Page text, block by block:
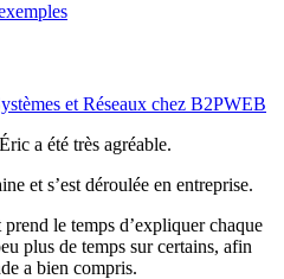
et Réseaux chez B2PWEB
a été très agréable.
et s’est déroulée en entreprise.
le temps d’expliquer chaque
plus de temps sur certains, afin
a bien compris.